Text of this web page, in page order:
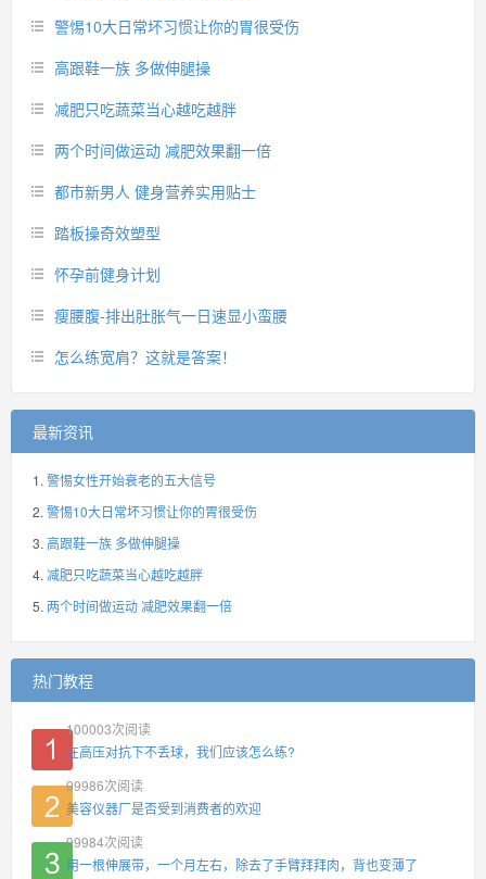
警惕10大日常坏习惯让你的胃很受伤
高跟鞋一族 多做伸腿操
减肥只吃蔬菜当心越吃越胖
两个时间做运动 减肥效果翻一倍
都市新男人 健身营养实用贴士
踏板操奇效塑型
怀孕前健身计划
瘦腰腹-排出肚胀气一日速显小蛮腰
怎么练宽肩？这就是答案！
最新资讯
警惕女性开始衰老的五大信号
警惕10大日常坏习惯让你的胃很受伤
高跟鞋一族 多做伸腿操
减肥只吃蔬菜当心越吃越胖
两个时间做运动 减肥效果翻一倍
热门教程
100003次阅读
在高压对抗下不丢球，我们应该怎么练?
99986次阅读
美容仪器厂是否受到消费者的欢迎
99984次阅读
用一根伸展带，一个月左右，除去了手臂拜拜肉，背也变薄了